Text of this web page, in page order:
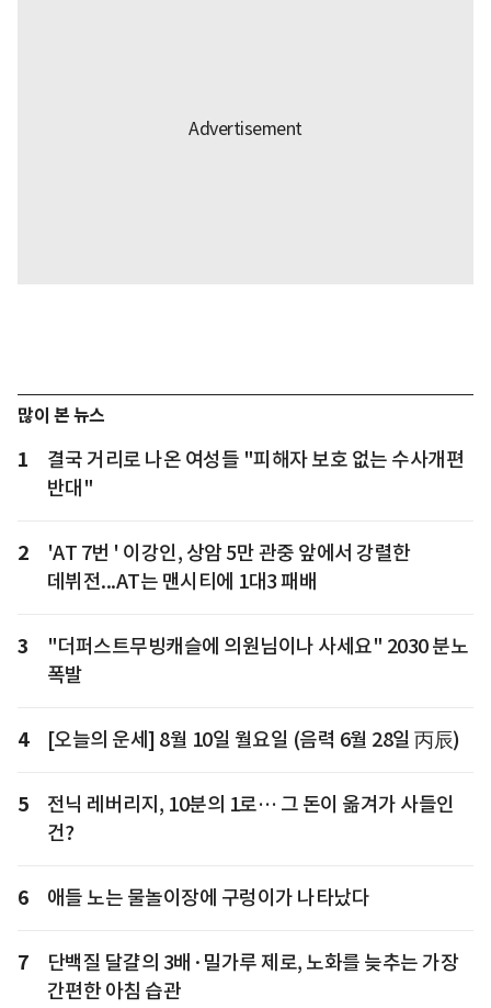
많이 본 뉴스
1
결국 거리로 나온 여성들 "피해자 보호 없는 수사개편
반대"
2
'AT 7번 ' 이강인, 상암 5만 관중 앞에서 강렬한
데뷔전...AT는 맨시티에 1대3 패배
3
"더퍼스트무빙캐슬에 의원님이나 사세요" 2030 분노
폭발
4 [오늘의 운세] 8월 10일 월요일 (음력 6월 28일 丙辰)
5
전닉 레버리지, 10분의 1로… 그 돈이 옮겨가 사들인
건?
6 애들 노는 물놀이장에 구렁이가 나타났다
7
단백질 달걀의 3배·밀가루 제로, 노화를 늦추는 가장
간편한 아침 습관